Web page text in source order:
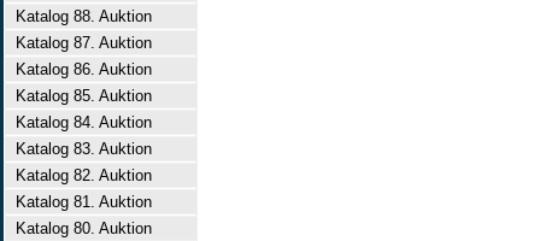
Katalog 88. Auktion
Katalog 87. Auktion
Katalog 86. Auktion
Katalog 85. Auktion
Katalog 84. Auktion
Katalog 83. Auktion
Katalog 82. Auktion
Katalog 81. Auktion
Katalog 80. Auktion